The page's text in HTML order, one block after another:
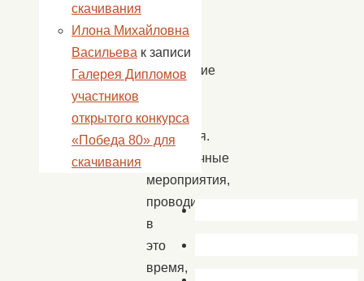
живут
люди,
требующие
и
внимания.
Праздничные
мероприятия,
проводимые
в
это
время,
скачивания
Илона Михайловна
Васильева к записи
Галерея Дипломов
участников
открытого конкурса
«Победа 80» для
скачивания